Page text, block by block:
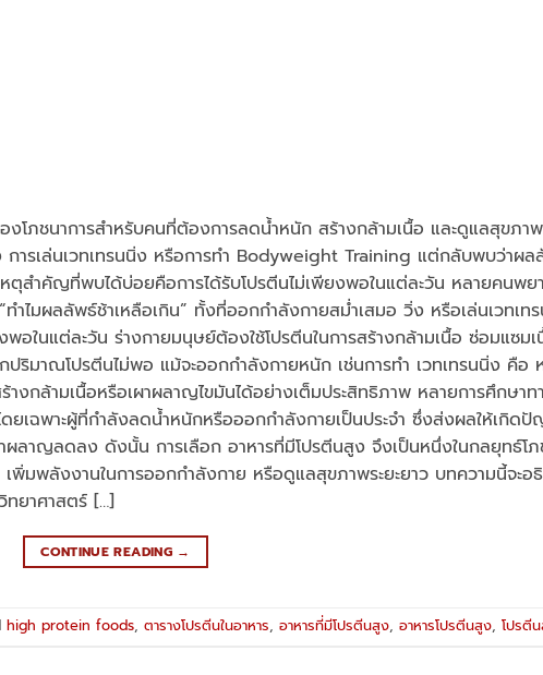
ภชนาการสำหรับคนที่ต้องการลดน้ำหนัก สร้างกล้ามเนื้อ และดูแลสุขภาพ
การเล่นเวทเทรนนิ่ง หรือการทำ Bodyweight Training แต่กลับพบว่าผ
หตุสำคัญที่พบได้บ่อยคือการได้รับโปรตีนไม่เพียงพอในแต่ละวัน หลายคนพย
ไมผลลัพธ์ช้าเหลือเกิน” ทั้งที่ออกกำลังกายสม่ำเสมอ วิ่ง หรือเล่นเวทเท
ในแต่ละวัน ร่างกายมนุษย์ต้องใช้โปรตีนในการสร้างกล้ามเนื้อ ซ่อมแซมเ
ปริมาณโปรตีนไม่พอ แม้จะออกกำลังกายหนัก เช่นการทำ เวทเทรนนิ่ง คือ
งกล้ามเนื้อหรือเผาผลาญไขมันได้อย่างเต็มประสิทธิภาพ หลายการศึกษาท
ยเฉพาะผู้ที่กำลังลดน้ำหนักหรือออกกำลังกายเป็นประจำ ซึ่งส่งผลให้เกิดปั
ลาญลดลง ดังนั้น การเลือก อาหารที่มีโปรตีนสูง จึงเป็นหนึ่งในกลยุทธ์โภ
พิ่มพลังงานในการออกกำลังกาย หรือดูแลสุขภาพระยะยาว บทความนี้จะอ
ทยาศาสตร์ […]
CONTINUE READING →
high protein foods, ตารางโปรตีนในอาหาร, อาหารที่มีโปรตีนสูง, อาหารโปรตีนสูง, โปรตี